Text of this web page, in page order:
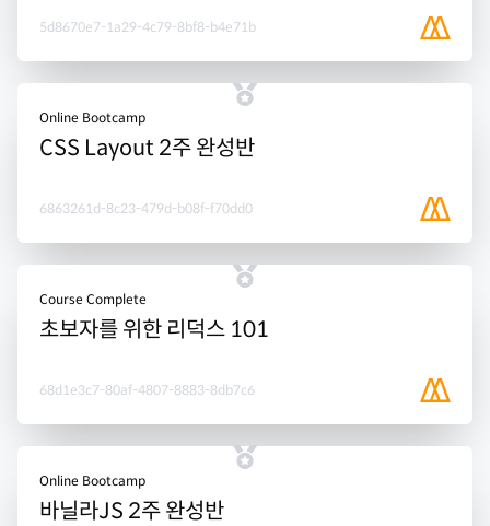
5d8670e7-1a29-4c79-8bf8-b4e71b
Online Bootcamp
CSS Layout 2주 완성반
6863261d-8c23-479d-b08f-f70dd0
Course Complete
초보자를 위한 리덕스 101
68d1e3c7-80af-4807-8883-8db7c6
Online Bootcamp
바닐라JS 2주 완성반